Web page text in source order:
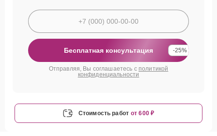
Бесплатная консультация -25%
Отправляя, Вы соглашаетесь с политикой
конфиденциальности
Стоимость работ от 600 ₽